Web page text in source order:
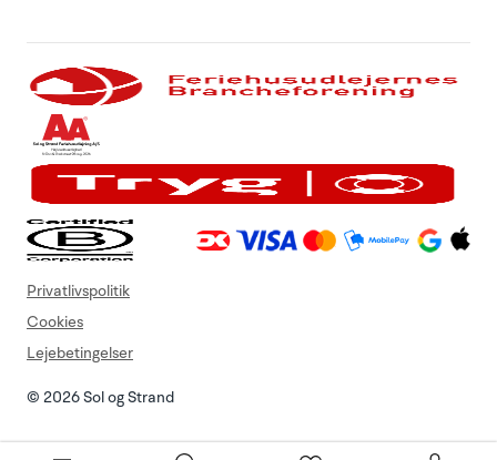
© 2026 Sol og Strand
Privatlivspolitik
Cookies
Lejebetingelser